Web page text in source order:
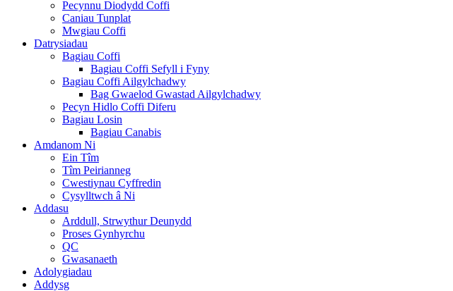
Pecynnu Diodydd Coffi
Caniau Tunplat
Mwgiau Coffi
Datrysiadau
Bagiau Coffi
Bagiau Coffi Sefyll i Fyny
Bagiau Coffi Ailgylchadwy
Bag Gwaelod Gwastad Ailgylchadwy
Pecyn Hidlo Coffi Diferu
Bagiau Losin
Bagiau Canabis
Amdanom Ni
Ein Tîm
Tîm Peirianneg
Cwestiynau Cyffredin
Cysylltwch â Ni
Addasu
Arddull, Strwythur Deunydd
Proses Gynhyrchu
QC
Gwasanaeth
Adolygiadau
Addysg